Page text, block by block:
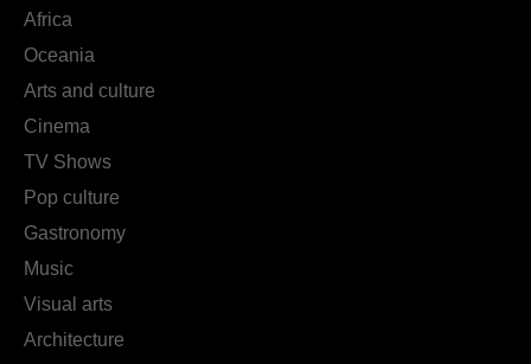
Africa
Oceania
Arts and culture
Cinema
TV Shows
Pop culture
Gastronomy
Music
Visual arts
Architecture